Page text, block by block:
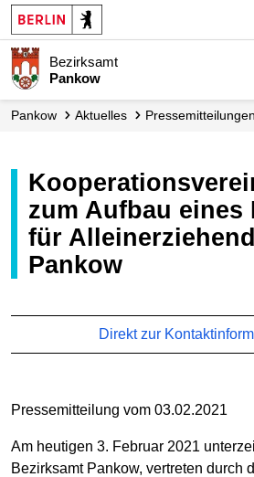
Bezirksamt
Pankow
Pankow Aktuelles Presse­mitteilungen
Kooperationsvereinbarung
zum Aufbau eines
für
Pankow
Direkt zur
Pressemitteilung vom 03.02.2021
Am heutigen 3. Februar 2021
Bezirksamt Pankow, vertreten durch